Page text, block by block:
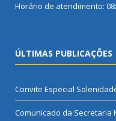
Horário de atendimento:
ÚLTIMAS PUBLICAÇÕES
Convite Especial
Comunicado da Secretaria